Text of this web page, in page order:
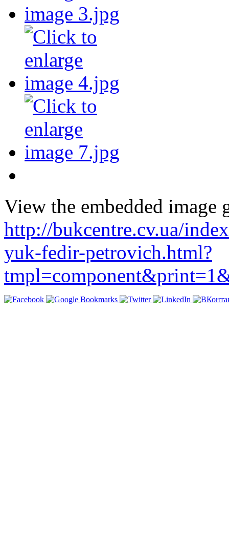
View the embedded image
http://bukcentre.cv.ua/
yuk-fedir-petrovich.html?